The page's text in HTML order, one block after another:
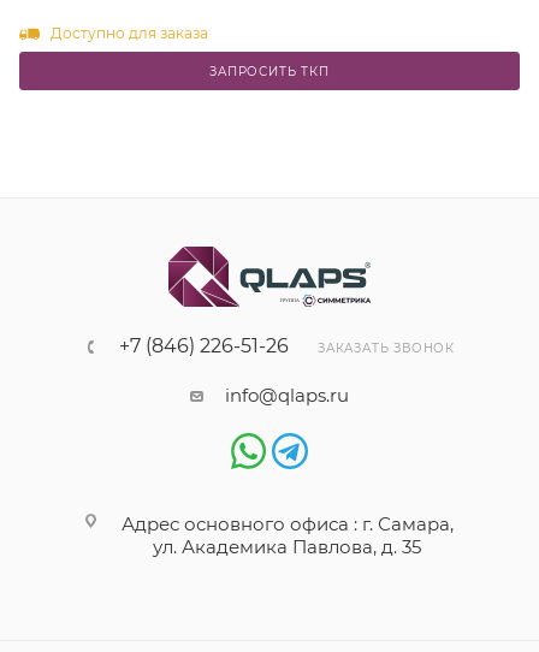
Доступно для заказа
ЗАПРОСИТЬ ТКП
+7 (846) 226-51-26 ЗАКАЗАТЬ ЗВОНОК
info@qlaps.ru
Адрес основного офиса : г. Самара,
ул. Академика Павлова, д. 35